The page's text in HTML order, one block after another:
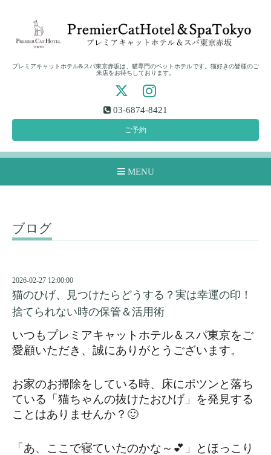
プレミアキャットホテル&スパ東京赤坂は、猫専門のペットホテルです。猫好きの皆様のご
来店をお待ちしております。
03-6874-8421
ご予約
MENU
ブログ
2026-02-27 12:00:00
猫のひげ、見つけたらどうする？実は幸運の印！
捨てられない時の保管＆活用術
いつもプレミアキャットホテル＆スパ東京をご
愛顧いただき、誠にありがとうございます。
お家のお掃除をしている時、床にポツンと落ち
ている「猫ちゃんの抜けたおひげ」を発見する
ことはありませんか？🙂
「あ、ここで寝ていたのかな～💕」とほっこり